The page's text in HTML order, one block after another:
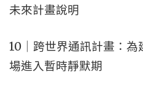
未來計畫說明
10｜跨世界通訊計畫：
場進入暫時靜默期